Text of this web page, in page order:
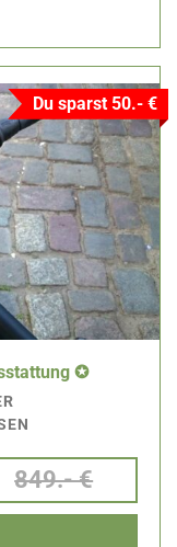
Du sparst 50.- €
✪
849.- €